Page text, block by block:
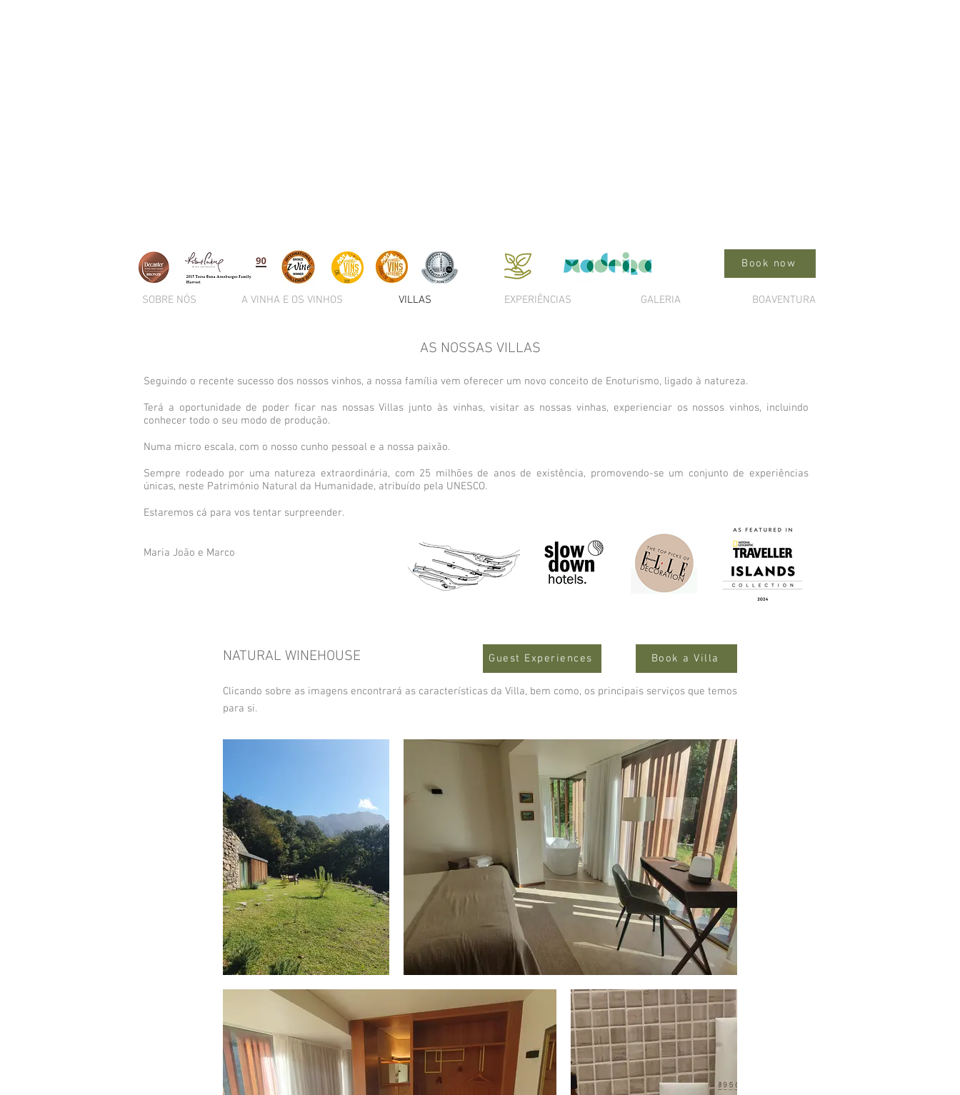
SOBRE NÓS A VINHA E OS VINHOS VILLAS EXPERIÊNCIAS GALERIA BOAVENTURA
Book now
AS NOSSAS VILLAS
Seguindo o recente sucesso dos nossos vinhos, a nossa família vem oferecer um novo conceito de Enoturismo, ligado à natureza.
Terá a oportunidade de poder ficar nas nossas Villas junto às vinhas, visitar as nossas vinhas, experienciar os nossos vinhos, incluindo
conhecer todo o seu modo de produção.
Numa micro escala, com o nosso cunho pessoal e a nossa paixão.
Sempre rodeado por uma natureza extraordinária, com 25 milhões de anos de existência, promovendo-se um conjunto de experiências
únicas, neste Património Natural da Humanidade, atribuído pela UNESCO.
Estaremos cá para vos tentar surpreender.
Maria João e Marco
NATURAL WINEHOUSE
Clicando sobre as imagens encontrará as características da Villa, bem como, os principais serviços que temos
para si.
Book a Villa
Guest Experiences